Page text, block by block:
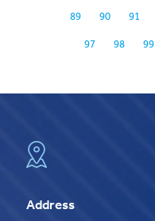
89 90 91
97 98 99
Address